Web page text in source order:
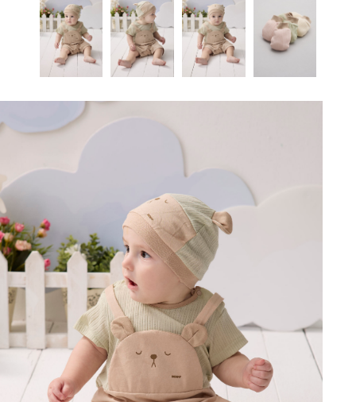
暖的室內空間裡，通常就不需要包包巾，以免寶寶嬰兒包巾為排汗不順而造成皮膚發
炎。嬰兒包巾寶寶被悶出太多汗，又處於室內外溫差大的地方，也會容易不小心感